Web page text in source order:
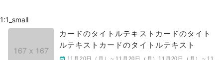
1:1_small
カードのタイトルテキストカードのタイト
ルテキストカードのタイトルテキスト